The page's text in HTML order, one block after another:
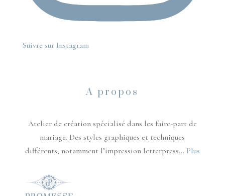
Suivre sur Instagram
A propos
Atelier de création spécialisé dans les faire-part de
mariage. Des styles graphiques et techniques
différents, notamment l’impression letterpress... Plus